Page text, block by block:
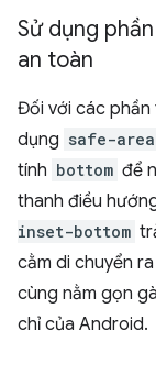
Sử dụng
an toàn
Đối với các
dụng safe-
tính bottom để
thanh điều
inset-bottom
cằm di chuyển
cùng nằm gọn
chỉ của Android.